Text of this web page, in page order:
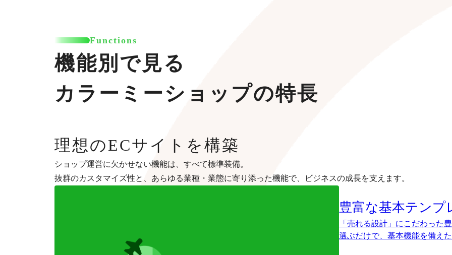
Functions
機能別で見る
カラーミーショップの特長
理想のECサイトを構築
ショップ運営に欠かせない機能は、すべて標準装備。
抜群のカスタマイズ性と、あらゆる業種・業態に寄り添った機能で、ビジネスの成長を支えます。
豊富な基本テンプ
「売れる設計」にこだわった
選ぶだけで、基本機能を備え